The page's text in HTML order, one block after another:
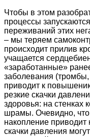
Чтобы в этом
процессы
переживаний этих
– мы теряем
происходит прилив
учащается
«заработанные»
заболевания (тромбы,
приводит к
резкие скачки
здоровья: на стенках
шрамы. Очевидно,
накопление
скачки давления